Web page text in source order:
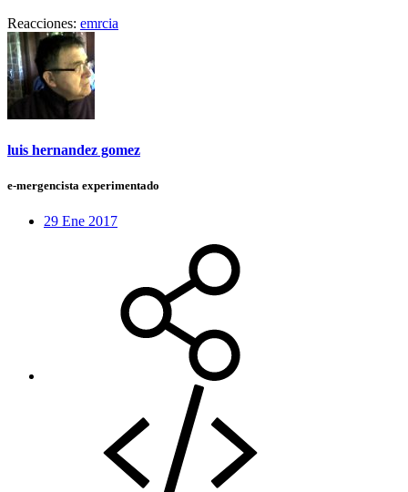
Reacciones: emrcia
luis hernandez gomez
e-mergencista experimentado
29 Ene 2017